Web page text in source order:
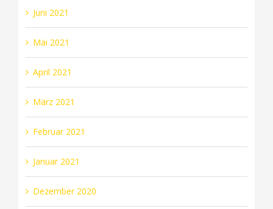
Juni 2021
Mai 2021
April 2021
März 2021
Februar 2021
Januar 2021
Dezember 2020